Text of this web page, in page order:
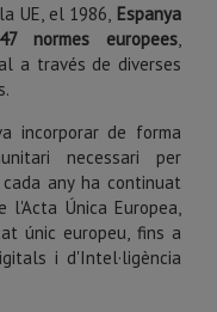
UE, el 1986, Espanya
normes europees
a través de diverses
incorporar de forma
necessari per
any ha continuat
l'Acta Única Europea,
únic europeu, fins a
i d'Intel·ligència